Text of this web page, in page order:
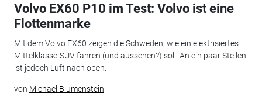
Volvo EX60 P10 im Test: Volvo ist eine
Flottenmarke
Mit dem Volvo EX60 zeigen die Schweden, wie ein elektrisiertes
Mittelklasse-SUV fahren (und aussehen?) soll. An ein paar Stellen
ist jedoch Luft nach oben.
von Michael Blumenstein